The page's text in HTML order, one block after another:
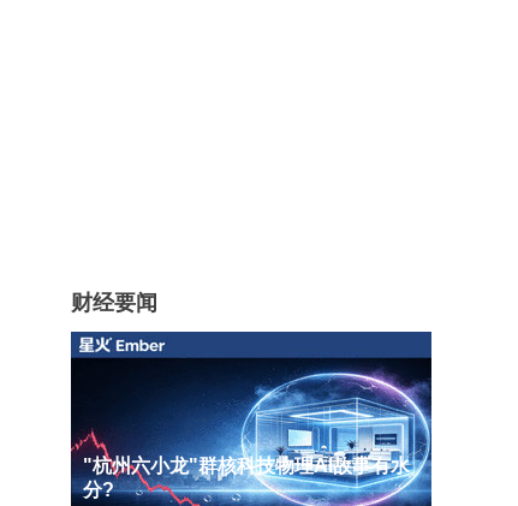
财经要闻
"杭州六小龙"群核科技物理AI故事有水
分?